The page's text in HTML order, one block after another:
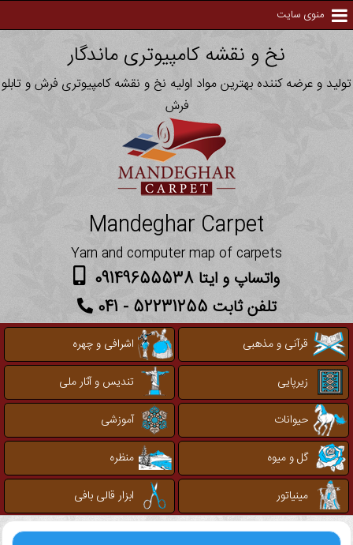
منوی سایت
نخ و نقشه کامپیوتری ماندگار
تولید و عرضه کننده بهترین مواد اولیه نخ و نقشه کامپیوتری فرش و تابلو
فرش
Mandeghar Carpet
Yarn and computer map of carpets
واتساپ و ایتا 09149655538
تلفن ثابت 52231255 - 041
قرآنی و مذهبی
اشرافی و چهره
زیرپایی
تندیس و آثار ملی
حیوانات
آموزشی
گل و میوه
منظره
مینیاتور
ابزار قالی بافی